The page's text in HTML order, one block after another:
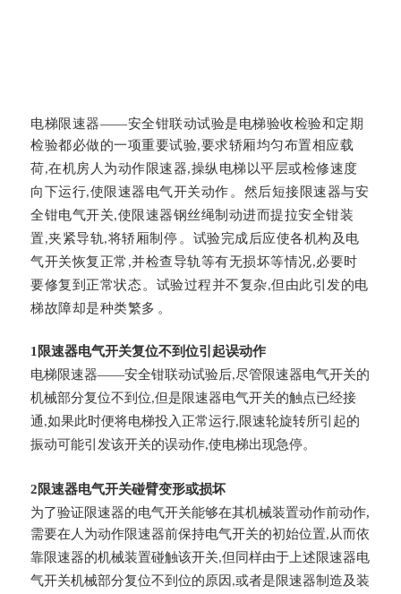
电梯限速器——安全钳联动试验是电梯验收检验和定期
检验都必做的一项重要试验,要求轿厢均匀布置相应载
荷,在机房人为动作限速器,操纵电梯以平层或检修速度
向下运行,使限速器电气开关动作。 然后短接限速器与安
全钳电气开关,使限速器钢丝绳制动进而提拉安全钳装
置 ,夹紧导轨 ,将轿厢制停。 试验完成后应使各机构及电
气开关恢复正常 ,并检查导轨等有无损坏等情况,必要时
要修复到正常状态。 试验过程并不复杂,但由此引发的电
梯故障却是种类繁多。
1限速器电气开关复位不到位引起误动作
电梯限速器——安全钳联动试验后,尽管限速器电气开关的
机械部分复位不到位,但是限速器电气开关的触点已经接
通 ,如果此时便将电梯投入正常运行,限速轮旋转所引起的
振动可能引发该开关的误动作,使电梯出现急停。
2限速器电气开关碰臂变形或损坏
为了验证限速器的电气开关能够在其机械装置动作前动作,
需要在人为动作限速器前保持电气开关的初始位置, 从而依
靠限速器的机械装置碰触该开关,但同样由于上述限速器电
气开关机械部分复位不到位的原因,或者是限速器制造及装